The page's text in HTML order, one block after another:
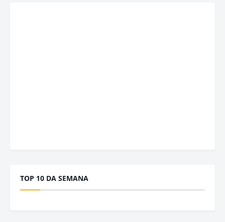
TOP 10 DA SEMANA